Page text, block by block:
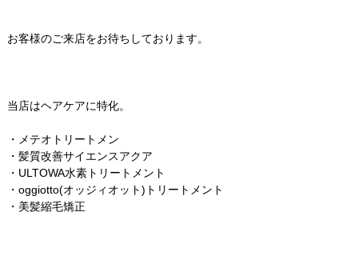
お客様のご来店をお待ちしております。
当店はヘアケアに特化。
・メテオトリートメン
・髪質改善サイエンスアクア
・ULTOWA水素トリートメント
・oggiotto(オッジィオット)トリートメント
・美髪縮毛矯正